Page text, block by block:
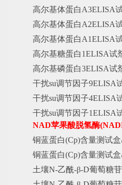
高尔基体蛋白A3ELISA
高尔基体蛋白A2ELISA
高尔基体蛋白A1ELISA
高尔基糖蛋白1ELISA试
高尔基磷蛋白3ELISA试
干扰su调节因子9ELISA
干扰su调节因子4ELISA
干扰su调节因子1ELISA
NAD苹果酸脱氢酶
铜蓝蛋白(Cp)含量测试
铜蓝蛋白(Cp)含量测试
土壤N-乙酰-β-D葡萄糖